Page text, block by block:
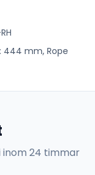
444 mm, Rope
24 timmar